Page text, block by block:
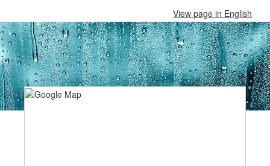
View page in English